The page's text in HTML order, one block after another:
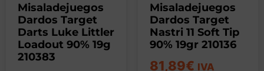
Misaladejuegos
Dardos Target
Darts Luke Littler
Loadout 90% 19g
210383
Misaladejuegos
Dardos Target
Nastri 11 Soft Tip
90% 19gr 210136
81,89€ IVA